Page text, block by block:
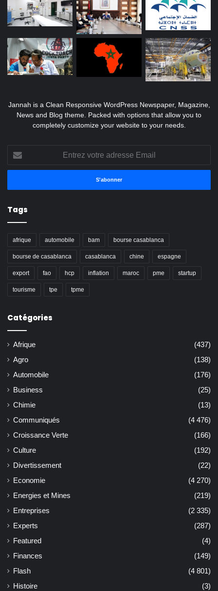
Jannah is a Clean Responsive WordPress Newspaper, Magazine,
News and Blog theme. Packed with options that allow you to
completely customize your website to your needs.
votre
adresse
Tags
afrique automobile bam bourse casablanca
bourse de casablanca casablanca chine espagne
export fao hcp inflation maroc pme startup
tourisme tpe tpme
Catégories
Afrique
(437)
Agro
(138)
Automobile
(176)
Business
(25)
Chimie
(13)
Communiqués
(4 476)
Croissance Verte
(166)
Culture
(192)
Divertissement
(22)
Economie
(4 270)
Energies et Mines
(219)
Entreprises
(2 335)
Experts
(287)
Featured
(4)
Finances
(149)
Flash
(4 801)
Histoire
(3)